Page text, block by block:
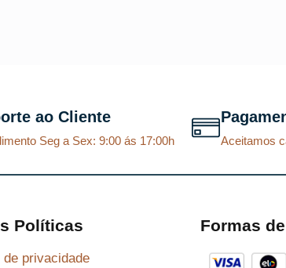
ao Cliente
Seg a Sex: 9:00 ás 17:00h Aceitamos
Políticas
privacidade
Formas